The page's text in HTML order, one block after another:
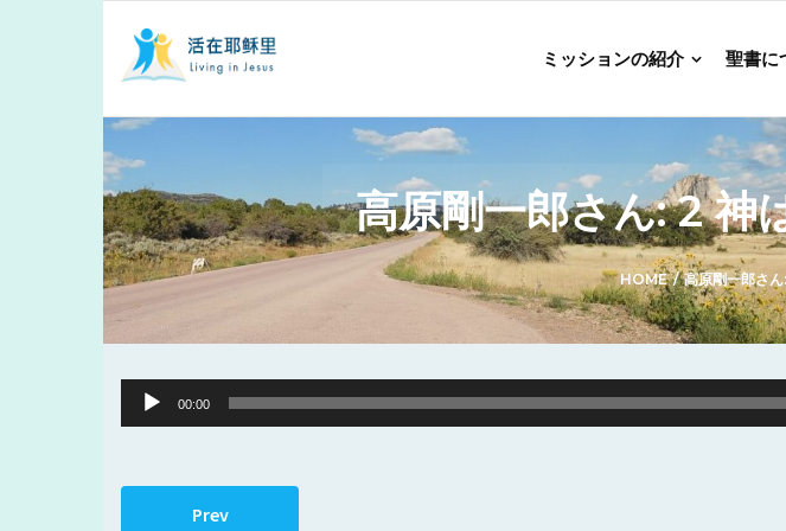
ミッションの紹介 聖書に
高原剛一郎さん: 2 神
HOME/高原剛一郎さ
Audio
Player
00:00
Prev